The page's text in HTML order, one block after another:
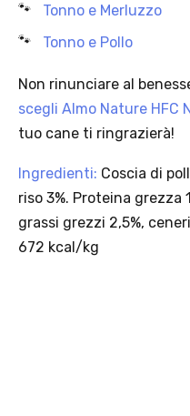
Tonno e Merluzzo
Tonno e Pollo
Non rinunciare al
scegli Almo Nature HFC
tuo cane ti ringrazierà!
Ingredienti: Coscia di
riso 3%. Proteina grezza
grassi grezzi 2,5%,
672 kcal/kg